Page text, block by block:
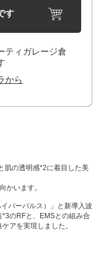
す
ティガレージ倉
から
肌の透明感*2に着目した美
かいます。
パーパルス）」と新導入波
のRFと、EMSとの組み合
アを実現しました。